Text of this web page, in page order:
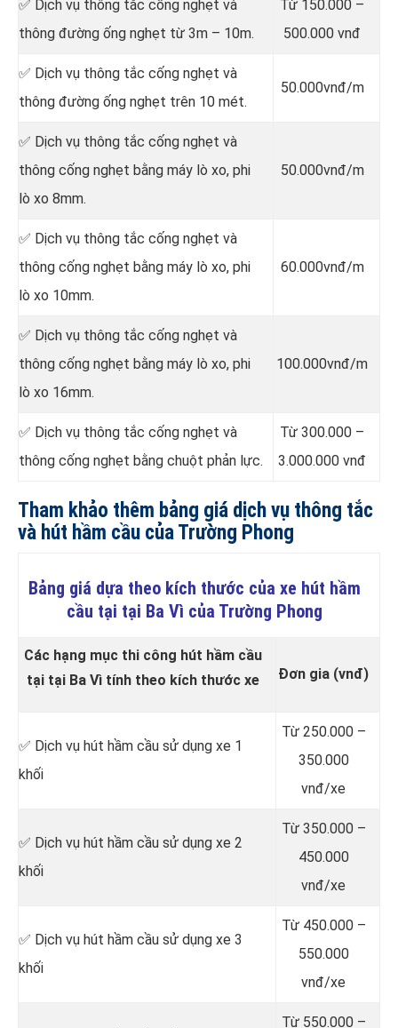
✅ Dịch vụ thông tắc cống nghẹt và
thông đường ống nghẹt từ 3m – 10m.
Từ 150.000 –
500.000 vnđ
✅ Dịch vụ thông tắc cống nghẹt và
thông đường ống nghẹt trên 10 mét.
50.000vnđ/m
✅ Dịch vụ thông tắc cống nghẹt và
thông cống nghẹt bằng máy lò xo, phi
lò xo 8mm.
50.000vnđ/m
✅ Dịch vụ thông tắc cống nghẹt và
thông cống nghẹt bằng máy lò xo, phi
lò xo 10mm.
60.000vnđ/m
✅ Dịch vụ thông tắc cống nghẹt và
thông cống nghẹt bằng máy lò xo, phi
lò xo 16mm.
100.000vnđ/m
✅ Dịch vụ thông tắc cống nghẹt và
thông cống nghẹt bằng chuột phản lực.
Từ 300.000 –
3.000.000 vnđ
Tham khảo thêm bảng giá dịch vụ thông tắc
và hút hầm cầu của Trường Phong
Bảng giá dựa theo kích thước của xe hút hầm
cầu tại tại Ba Vì của Trường Phong
Các hạng mục thi công hút hầm cầu
tại tại Ba Vì tính theo kích thước xe
Đơn gia (vnđ)
✅ Dịch vụ hút hầm cầu sử dụng xe 1
khối
Từ 250.000 –
350.000
vnđ/xe
✅ Dịch vụ hút hầm cầu sử dụng xe 2
khối
Từ 350.000 –
450.000
vnđ/xe
✅ Dịch vụ hút hầm cầu sử dụng xe 3
khối
Từ 450.000 –
550.000
vnđ/xe
Từ 550.000 –